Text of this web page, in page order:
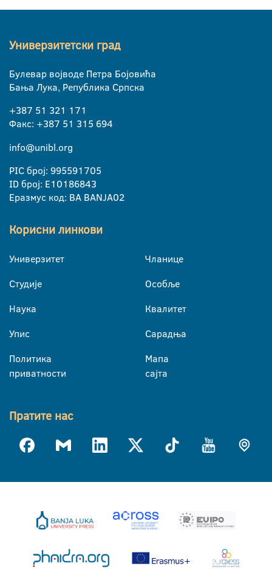
Универзитетски град
Булевар војводе Петра Бојовића
Бања Лука, Република Српска
+387 51 321 171
Факс: +387 51 315 694
info@unibl.org
PIC број: 995591705
ID број: E10186843
Еразмус код: BA BANJA02
Корисни линкови
Универзитет
Студије
Наука
Упис
Политика
приватности
Чланице
Особље
Квалитет
Сарадња
Мапа
сајта
Пратите нас